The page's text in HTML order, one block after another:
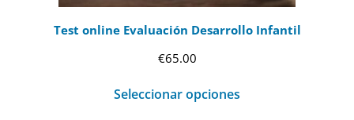
Test online Evaluación Desarrollo Infantil
€65.00
Seleccionar opciones